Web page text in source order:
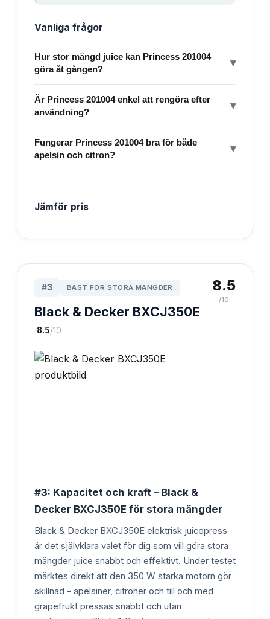
Vanliga frågor
Hur stor mängd juice kan Princess 201004
göra åt gången?
▾
Är Princess 201004 enkel att rengöra efter
användning?
▾
Fungerar Princess 201004 bra för både
apelsin och citron?
▾
Jämför pris
#3 BÄST FÖR STORA MÄNGDER
Black & Decker BXCJ350E
·8.5/10
8.5
/10
#3: Kapacitet och kraft – Black &
Decker BXCJ350E för stora mängder
Black & Decker BXCJ350E elektrisk juicepress
är det självklara valet för dig som vill göra stora
mängder juice snabbt och effektivt. Under testet
märktes direkt att den 350 W starka motorn gör
skillnad – apelsiner, citroner och till och med
grapefrukt pressas snabbt och utan